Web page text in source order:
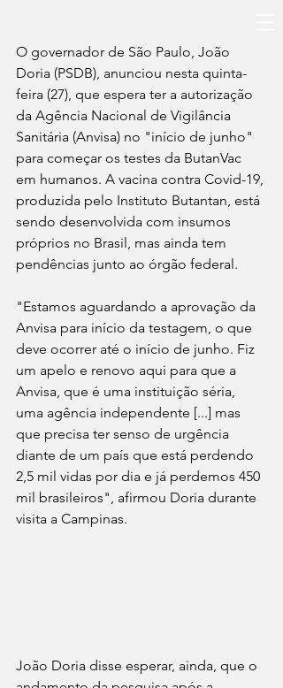
O governador de São Paulo, João
Doria (PSDB), anunciou nesta quinta-
feira (27), que espera ter a autorização
da Agência Nacional de Vigilância
Sanitária (Anvisa) no "início de junho"
para começar os testes da ButanVac
em humanos. A vacina contra Covid-19,
produzida pelo Instituto Butantan, está
sendo desenvolvida com insumos
próprios no Brasil, mas ainda tem
pendências junto ao órgão federal.
"Estamos aguardando a aprovação da
Anvisa para início da testagem, o que
deve ocorrer até o início de junho. Fiz
um apelo e renovo aqui para que a
Anvisa, que é uma instituição séria,
uma agência independente [...] mas
que precisa ter senso de urgência
diante de um país que está perdendo
2,5 mil vidas por dia e já perdemos 450
mil brasileiros", afirmou Doria durante
visita a Campinas.
João Doria disse esperar, ainda, que o